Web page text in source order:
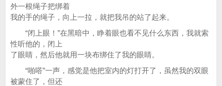
外一根绳子把绑着
我的手的绳子，向上一拉，就把我吊的站了起来。
“闭上眼！”在黑暗中，睁着眼也看不见什么东西，我就索
性听他的，闭上
了眼睛，然后他就用一块布绑住了我的眼睛。
“啪嗒”一声，感觉是他把室内的灯打开了，虽然我的双眼
被蒙住了，但还